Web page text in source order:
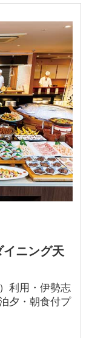
ニング天
利用・伊勢志
夕・朝食付プ